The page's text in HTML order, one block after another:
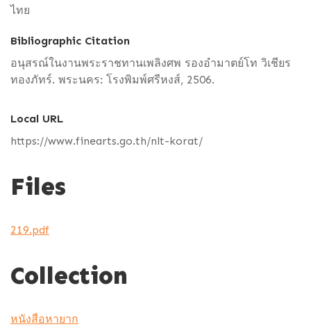
ไทย
Bibliographic Citation
อนุสรณ์ในงานพระราชทานเพลิงศพ รองอำมาตย์โท วิเชียร
ทองภัทร์. พระนคร: โรงพิมพ์ศรีหงส์, 2506.
Local URL
https://www.finearts.go.th/nlt-korat/
Files
219.pdf
Collection
หนังสือหายาก